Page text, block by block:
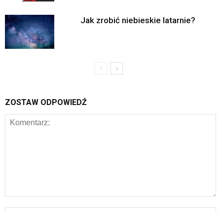
Jak zrobić niebieskie latarnie?
ZOSTAW ODPOWIEDŹ